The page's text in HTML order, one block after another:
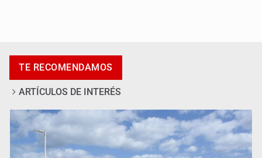
Ciclosporiasis no representa un riesgo epidemiológico
masivo
TE RECOMENDAMOS
ARTÍCULOS DE INTERÉS